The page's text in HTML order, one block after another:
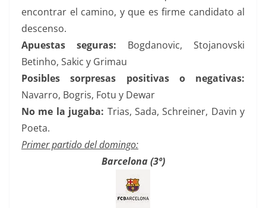
encontrar el camino, y que es firme candidato al
descenso.
Apuestas seguras: Bogdanovic, Stojanovski
Betinho, Sakic y Grimau
Posibles sorpresas positivas o negativas:
Navarro, Bogris, Fotu y Dewar
No me la jugaba: Trias, Sada, Schreiner, Davin y
Poeta.
Primer partido del domingo:
Barcelona (3º)